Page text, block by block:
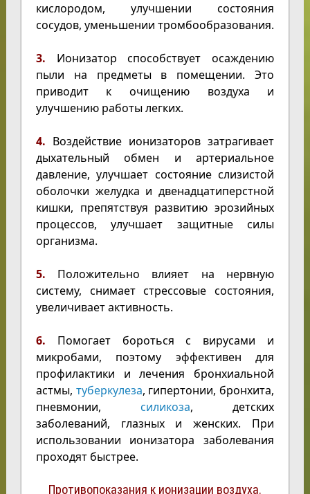
кислородом, улучшении состояния
сосудов, уменьшении тромбообразования.
3.
Ионизатор способствует осаждению
пыли на предметы в помещении. Это
приводит к очищению воздуха и
улучшению работы легких.
4. Воздействие ионизаторов затрагивает
дыхательный обмен и артериальное
давление, улучшает состояние слизистой
оболочки желудка и двенадцатиперстной
кишки, препятствуя развитию эрозийных
процессов, улучшает защитные силы
организма.
5. Положительно влияет на нервную
систему, снимает стрессовые состояния,
увеличивает активность.
6. Помогает бороться с вирусами и
микробами, поэтому эффективен для
профилактики и лечения бронхиальной
астмы, туберкулеза, гипертонии, бронхита,
пневмонии, силикоза, детских
заболеваний, глазных и женских. При
использовании ионизатора заболевания
проходят быстрее.
Противопоказания к ионизации воздуха.